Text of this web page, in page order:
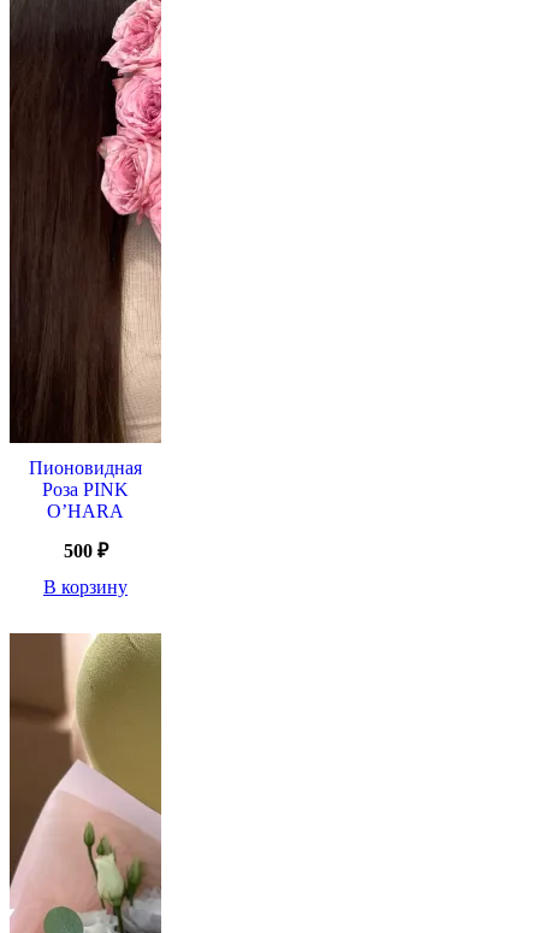
Пионовидная
Роза PINK
O’HARA
500 ₽
В корзину